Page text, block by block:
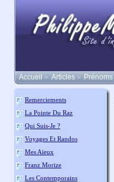
Accueil > Articles > Prénoms
Remerciements
La Pointe Du Raz
Qui Suis-Je ?
Voyages Et Randos
Mes Aïeux
Franz Morize
Les Contemporains